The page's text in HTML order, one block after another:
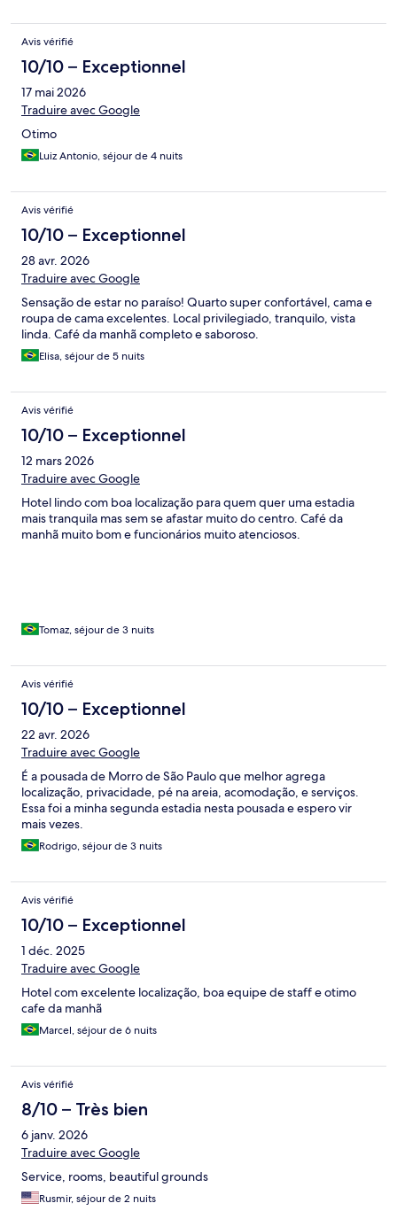
Avis vérifié
10/10 – Exceptionnel
17 mai 2026
Traduire avec Google
Otimo
Luiz Antonio, séjour de 4 nuits
Avis vérifié
10/10 – Exceptionnel
28 avr. 2026
Traduire avec Google
Sensação de estar no paraíso! Quarto super confortável, cama e
roupa de cama excelentes. Local privilegiado, tranquilo, vista
linda. Café da manhã completo e saboroso.
Elisa, séjour de 5 nuits
Avis vérifié
10/10 – Exceptionnel
12 mars 2026
Traduire avec Google
Hotel lindo com boa localização para quem quer uma estadia
mais tranquila mas sem se afastar muito do centro. Café da
manhã muito bom e funcionários muito atenciosos.
Tomaz, séjour de 3 nuits
Avis vérifié
10/10 – Exceptionnel
22 avr. 2026
Traduire avec Google
É a pousada de Morro de São Paulo que melhor agrega
localização, privacidade, pé na areia, acomodação, e serviços.
Essa foi a minha segunda estadia nesta pousada e espero vir
mais vezes.
Rodrigo, séjour de 3 nuits
Avis vérifié
10/10 – Exceptionnel
1 déc. 2025
Traduire avec Google
Hotel com excelente localização, boa equipe de staff e otimo
cafe da manhã
Marcel, séjour de 6 nuits
Avis vérifié
8/10 – Très bien
6 janv. 2026
Traduire avec Google
Service, rooms, beautiful grounds
Rusmir, séjour de 2 nuits